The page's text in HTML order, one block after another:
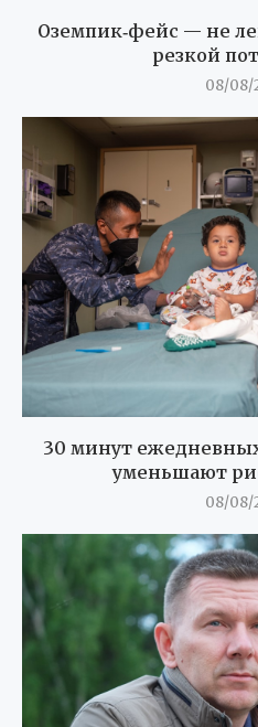
Оземпик‑фейс — не
резкой
08/08/
30 минут
уменьшают
08/08/